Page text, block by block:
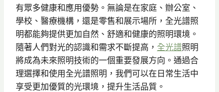
有眾多健康和應用優勢。無論是在家庭、辦公室、
學校、醫療機構，還是零售和展示場所，全光譜照
明都能夠提供更加自然、舒適和健康的照明環境。
隨著人們對光的認識和需求不斷提高， 全光譜照明
將成為未來照明技術的一個重要發展方向。通過合
理選擇和使用全光譜照明，我們可以在日常生活中
享受更加優質的光環境，提升生活品質。